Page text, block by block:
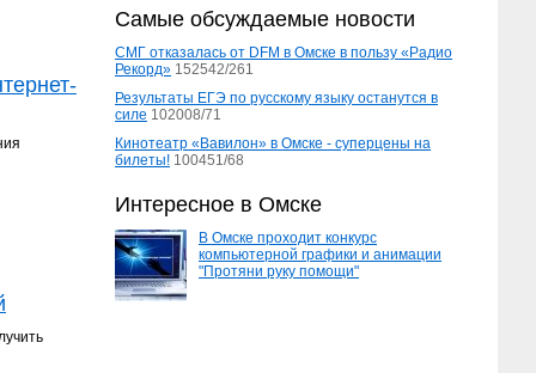
Самые обсуждаемые новости
СМГ отказалась от DFM в Омске в пользу «Радио
Рекорд» 152542/261
Результаты ЕГЭ по русскому языку останутся в
силе 102008/71
Кинотеатр «Вавилон» в Омске - суперцены на
билеты! 100451/68
Интересное в Омске
В Омске проходит конкурс
компьютерной графики и анимации
"Протяни руку помощи"